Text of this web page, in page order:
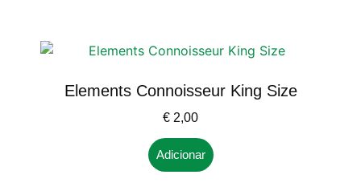
Elements Connoisseur King Size
€ 2,00
Adicionar